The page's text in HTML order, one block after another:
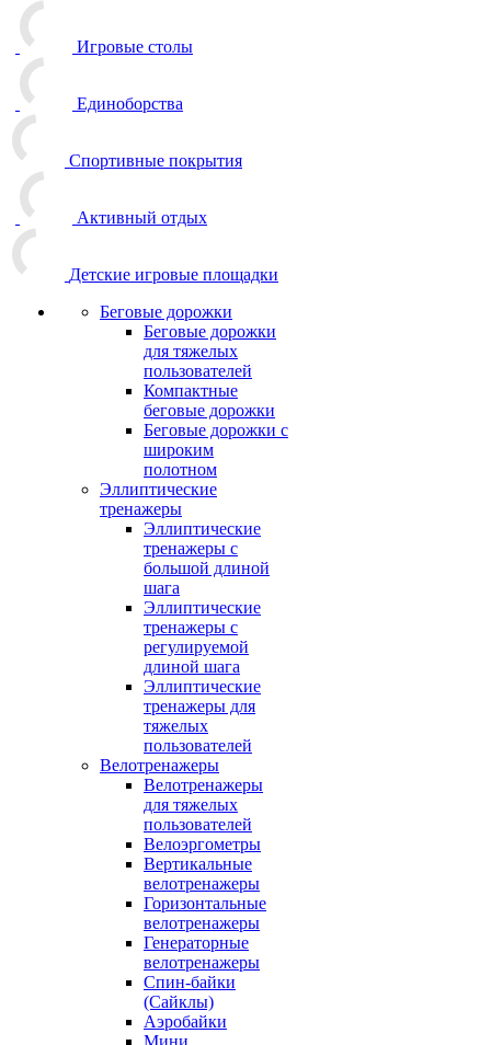
Игровые столы
Единоборства
Спортивные покрытия
Активный отдых
Детские игровые площадки
Беговые дорожки
Беговые дорожки
для тяжелых
пользователей
Компактные
беговые дорожки
Беговые дорожки с
широким
полотном
Эллиптические
тренажеры
Эллиптические
тренажеры с
большой длиной
шага
Эллиптические
тренажеры с
регулируемой
длиной шага
Эллиптические
тренажеры для
тяжелых
пользователей
Велотренажеры
Велотренажеры
для тяжелых
пользователей
Велоэргометры
Вертикальные
велотренажеры
Горизонтальные
велотренажеры
Генераторные
велотренажеры
Спин-байки
(Сайклы)
Аэробайки
Мини